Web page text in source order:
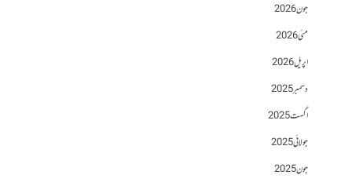
جون 2026
مئی 2026
اپریل 2026
دسمبر 2025
اگست 2025
جولائی 2025
جون 2025